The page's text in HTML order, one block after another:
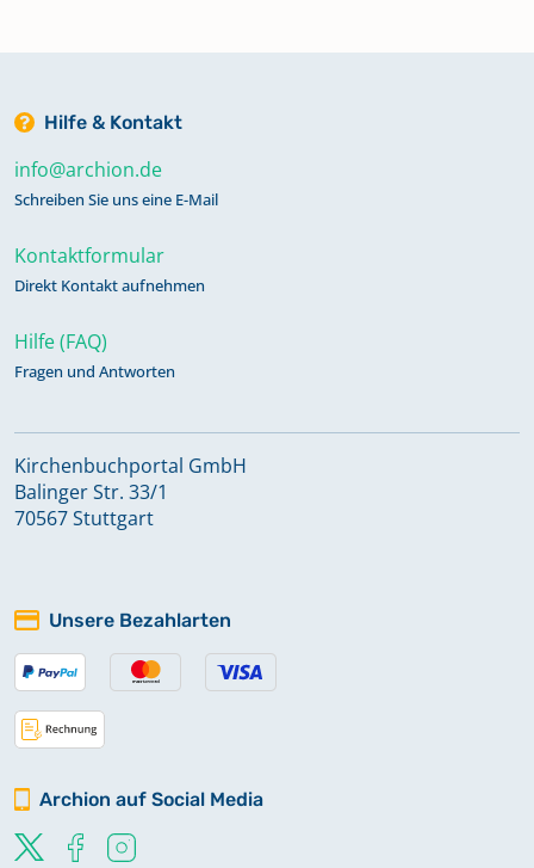
Hilfe & Kontakt
info@archion.de
Schreiben Sie uns eine E-Mail
Kontaktformular
Direkt Kontakt aufnehmen
Hilfe (FAQ)
Fragen und Antworten
Kirchenbuchportal GmbH
Balinger Str. 33/1
70567 Stuttgart
Unsere Bezahlarten
Archion auf Social Media